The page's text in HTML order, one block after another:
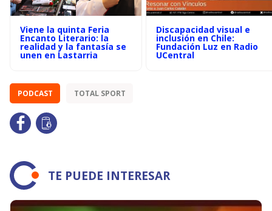
Viene la quinta Feria
Encanto Literario: la
realidad y la fantasía se
unen en Lastarria
Discapacidad visual e
inclusión en Chile:
Fundación Luz en Radio
UCentral
PODCAST TOTAL SPORT
TE PUEDE INTERESAR